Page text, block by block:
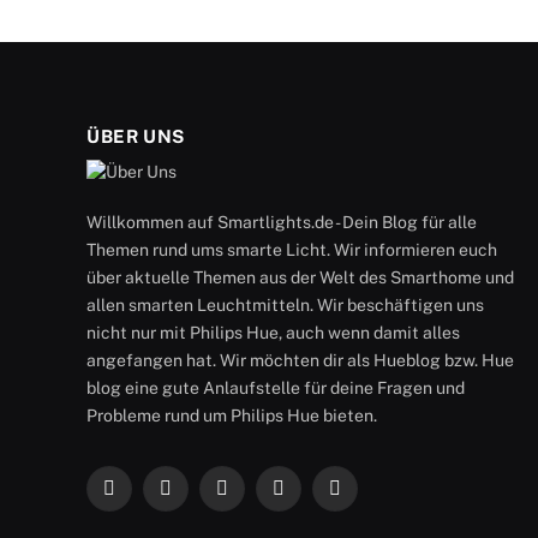
ÜBER UNS
Willkommen auf Smartlights.de - Dein Blog für alle
Themen rund ums smarte Licht. Wir informieren euch
über aktuelle Themen aus der Welt des Smarthome und
allen smarten Leuchtmitteln. Wir beschäftigen uns
nicht nur mit Philips Hue, auch wenn damit alles
angefangen hat. Wir möchten dir als Hueblog bzw. Hue
blog eine gute Anlaufstelle für deine Fragen und
Probleme rund um Philips Hue bieten.
Facebook
X
Instagram
RSS YouTube